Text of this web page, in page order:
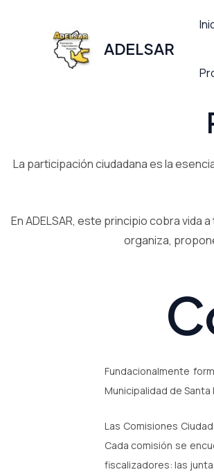
ADELSAR
La participación ciudadana es la
En ADELSAR, este principio cobra vida
organiza,
Fundacionalmente
Municipalidad de Santa
Las Comisiones
Cada comisión se
fiscalizadores: las